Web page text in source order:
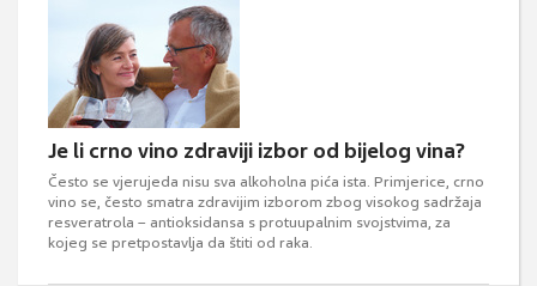
Je li crno vino zdraviji izbor od bijelog vina?
Često se vjerujeda nisu sva alkoholna pića ista. Primjerice, crno
vino se, često smatra zdravijim izborom zbog visokog sadržaja
resveratrola – antioksidansa s protuupalnim svojstvima, za
kojeg se pretpostavlja da štiti od raka.